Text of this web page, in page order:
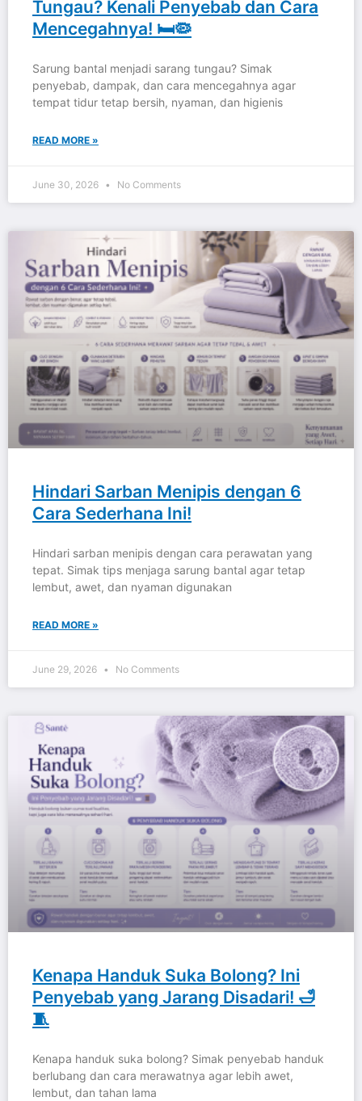
Tungau? Kenali Penyebab dan Cara
Mencegahnya! 🛏️🦠
Sarung bantal menjadi sarang tungau? Simak
penyebab, dampak, dan cara mencegahnya agar
tempat tidur tetap bersih, nyaman, dan higienis
READ MORE »
June 30, 2026 No Comments
Hindari Sarban Menipis dengan 6
Cara Sederhana Ini!
Hindari sarban menipis dengan cara perawatan yang
tepat. Simak tips menjaga sarung bantal agar tetap
lembut, awet, dan nyaman digunakan
READ MORE »
June 29, 2026 No Comments
Kenapa Handuk Suka Bolong? Ini
Penyebab yang Jarang Disadari! 🛁
🧵
Kenapa handuk suka bolong? Simak penyebab handuk
berlubang dan cara merawatnya agar lebih awet,
lembut, dan tahan lama